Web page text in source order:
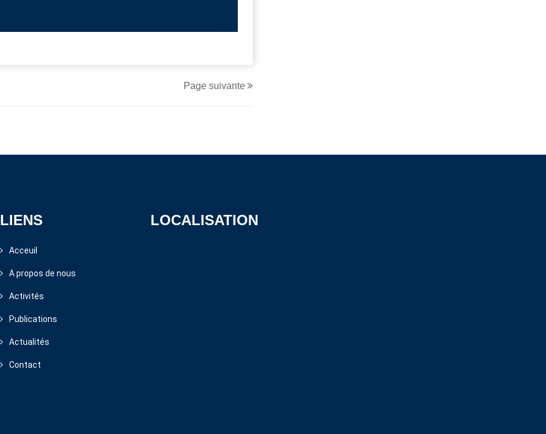
Page suivante
LIENS
Acceuil
A propos de nous
Activités
Publications
Actualités
Contact
LOCALISATION